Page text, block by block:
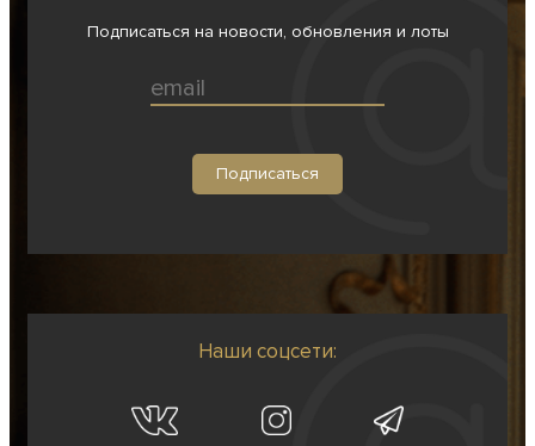
Подписаться на новости, обновления и лоты
Наши соцсети: